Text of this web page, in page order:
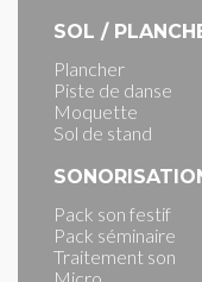
SOL /
Plancher
Piste de danse
Moquette
Sol de stand
Pack son festif
Pack séminaire
Traitement son